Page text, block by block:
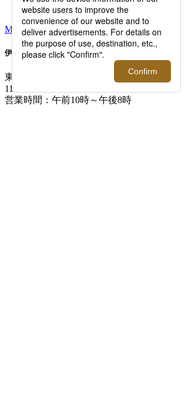
月更新】
MORE RANKING
伊勢丹新宿店メンズ館
東京都新宿区新宿3-14-1
TEL: 03-3352-
1111
営業時間：午前10時～午後8時